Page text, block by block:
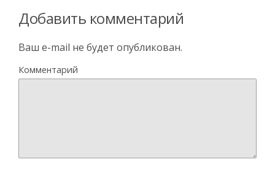
Добавить комментарий
Ваш e-mail не будет опубликован.
Комментарий